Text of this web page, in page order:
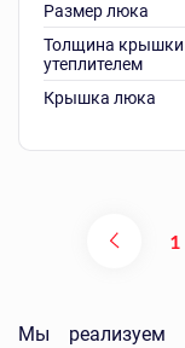
Размер люка
Толщина крышки
утеплителем
Крышка люка
1
Мы реализуем